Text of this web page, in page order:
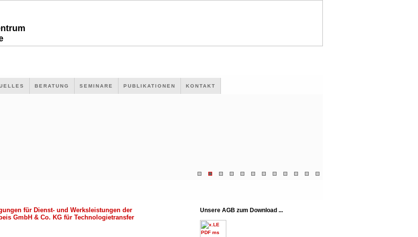
BERATUNG SEMINARE PUBLIKATIONEN KONTAKT
für Dienst- und Werksleistungen der
GmbH & Co. KG für Technologietransfer
Unsere AGB zum Download ...